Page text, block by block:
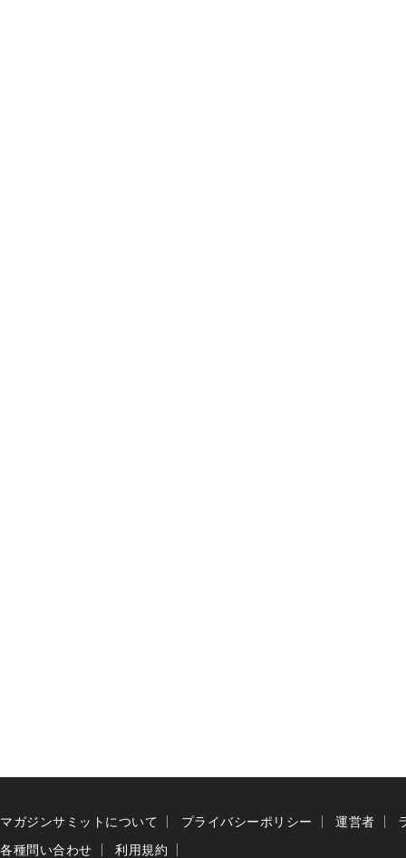
マガジンサミットについて プライバシーポリシー 運営者
各種問い合わせ
利用規約